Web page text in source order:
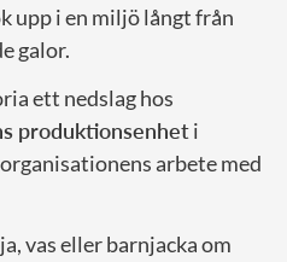
upp i en miljö långt från
galor.
ett nedslag hos
produktionsenheti
arbete med
vas eller barnjacka om